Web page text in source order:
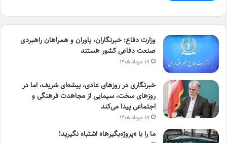
وزارت دفاع: خبرنگاران، یاوران و همراهان راهبردی
صنعت دفاعی کشور هستند
۱۷ مرداد ۱۴۰۵
خبرنگاری در روزهای عادی، پیشه‌ای شریف، اما در
روزهای سخت، سیمایی از مجاهدت فرهنگی و
اجتماعی پیدا می‌کند
۱۷ مرداد ۱۴۰۵
ما را با «پروژه‌بگیرها» اشتباه نگیرید!